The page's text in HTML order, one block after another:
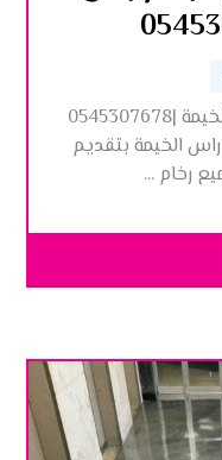
شركة جلي وتلميع الرخام راس الخيمة |0545307678
الخيمة بتقديم
رخام ...